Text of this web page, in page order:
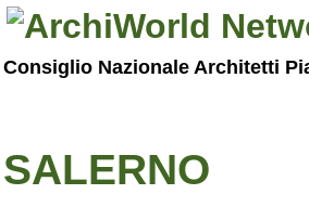
Consiglio Nazionale Architetti
SALERNO